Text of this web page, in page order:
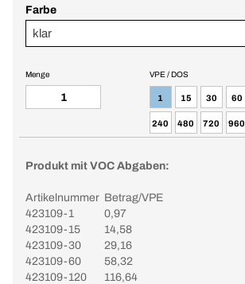
Farbe
klar
VPE / DOS
1 15 30 60
240 480 720 960
Menge
Produkt mit VOC Abgaben:
Artikelnummer Betrag/VPE
423109-1
0,97
423109-15
14,58
423109-30
29,16
423109-60
58,32
423109-120
116,64